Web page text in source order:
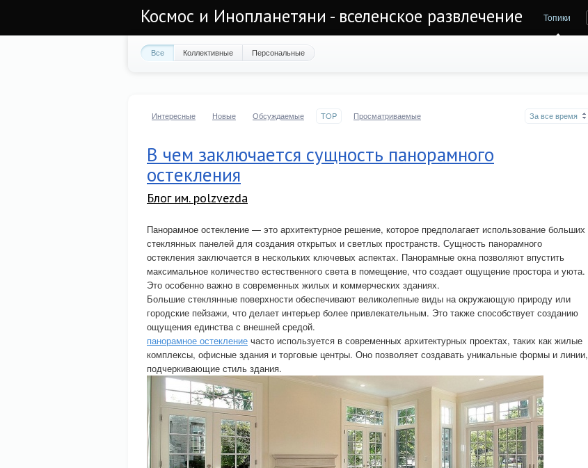
Космос и Инопланетяни - вселенское развлечение Топики
Все Коллективные Персональные
Интересные Новые Обсуждаемые TOP Просматриваемые За все время
В чем заключается сущность панорамного
остекления
Блог им. polzvezda
Панорамное остекление — это архитектурное решение, которое предполагает использование больших
стеклянных панелей для создания открытых и светлых пространств. Сущность панорамного
остекления заключается в нескольких ключевых аспектах. Панорамные окна позволяют впустить
максимальное количество естественного света в помещение, что создает ощущение простора и уюта.
Это особенно важно в современных жилых и коммерческих зданиях.
Большие стеклянные поверхности обеспечивают великолепные виды на окружающую природу или
городские пейзажи, что делает интерьер более привлекательным. Это также способствует созданию
ощущения единства с внешней средой.
панорамное остекление часто используется в современных архитектурных проектах, таких как жилые
комплексы, офисные здания и торговые центры. Оно позволяет создавать уникальные формы и линии,
подчеркивающие стиль здания.